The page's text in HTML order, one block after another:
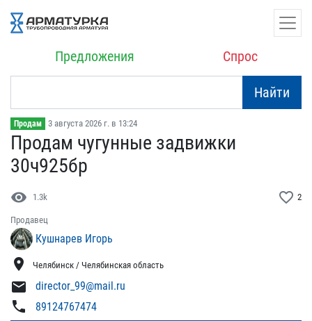
Предложения Спрос
Найти
Продам 3 августа 2026 г. в 13:24
Продам чугунные задвижки​
30ч925бр
visibility 1.3k favorite_border 2
Продавец
Кушнарев Игорь
location_on Челябинск / Челябинская область
mail director_99@mail.ru
phone 89124767474